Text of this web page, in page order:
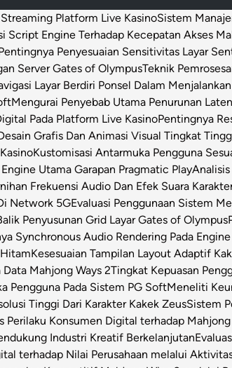
Platform Live KasinoSistem
Script Engine Terhadap Kecepatan Akses
Penyesuaian Sensitivitas Layar
Server Gates of OlympusTeknik
Layar Berdiri Ponsel Dalam
Mengurai Penyebab Utama Penurunan
Pada Platform Live KasinoPentingnya
Grafis Dan Animasi Visual Tingkat
Kustomisasi Antarmuka Pengguna
Utama Garapan Pragmatic Play
Frekuensi Audio Dan Efek Suara
Network 5GEvaluasi Penggunaan Sistem
Penyusunan Grid Layar Gates of Olympus
Synchronous Audio Rendering Pada
Kesesuaian Tampilan Layout Adaptif
Mahjong Ways 2Tingkat Kepuasan
Pengguna Pada Sistem PG SoftMeneliti
Tinggi Dari Karakter Kakek ZeusSistem
Perilaku Konsumen Digital terhadap
Industri Kreatif Berkelanjutan
terhadap Nilai Perusahaan melalui